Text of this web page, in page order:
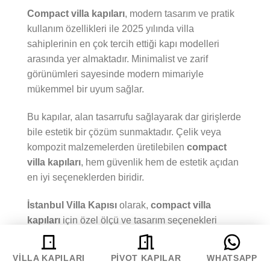
Compact villa kapıları, modern tasarım ve pratik
kullanım özellikleri ile 2025 yılında villa
sahiplerinin en çok tercih ettiği kapı modelleri
arasında yer almaktadır. Minimalist ve zarif
görünümleri sayesinde modern mimariyle
mükemmel bir uyum sağlar.
Bu kapılar, alan tasarrufu sağlayarak dar girişlerde
bile estetik bir çözüm sunmaktadır. Çelik veya
kompozit malzemelerden üretilebilen compact
villa kapıları, hem güvenlik hem de estetik açıdan
en iyi seçeneklerden biridir.
İstanbul Villa Kapısı olarak, compact villa
kapıları için özel ölçü ve tasarım seçenekleri
sunmaktayız. En uygun fiyat ve modeller hakkında
bilgi almak için bizimle iletişime geçebilirsiniz.
VILLA KAPILARI PIVOT KAPILAR WHATSAPP